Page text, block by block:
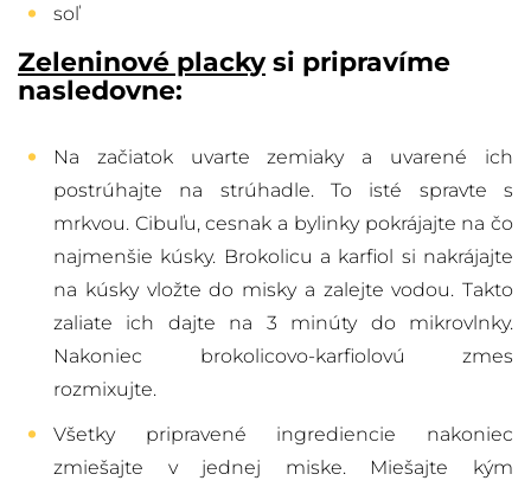
soľ
Zeleninové plackysi pripravíme
nasledovne:
Na začiatok uvarte zemiaky a uvarené ich
postrúhajte na strúhadle. To isté spravte s
mrkvou. Cibuľu, cesnak a bylinky pokrájajte na čo
najmenšie kúsky. Brokolicu a karfiol si nakrájajte
na kúsky vložte do misky a zalejte vodou. Takto
zaliate ich dajte na 3 minúty do mikrovlnky.
Nakoniec brokolicovo-karfiolovú zmes
rozmixujte.
Všetky pripravené ingrediencie nakoniec
zmiešajte v jednej miske. Miešajte kým